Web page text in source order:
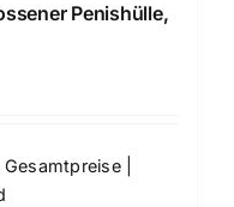
Penishülle,
|